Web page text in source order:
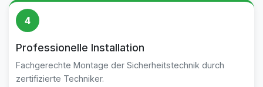
4
Professionelle Installation
Fachgerechte Montage der Sicherheitstechnik durch
zertifizierte Techniker.